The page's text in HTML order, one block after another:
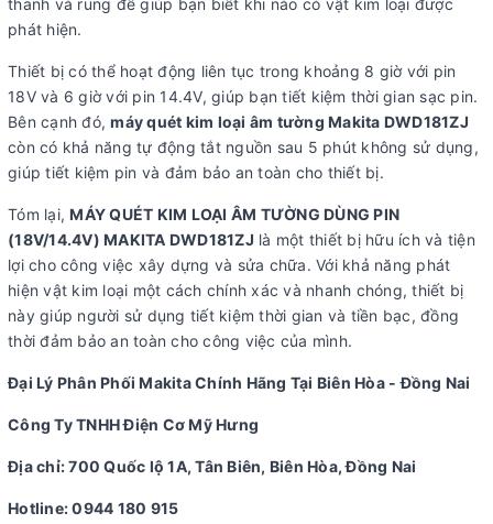
thanh và rung để giúp bạn biết khi nào có vật kim loại được
phát hiện.
Thiết bị có thể hoạt động liên tục trong khoảng 8 giờ với pin
18V và 6 giờ với pin 14.4V, giúp bạn tiết kiệm thời gian sạc pin.
Bên cạnh đó,máy quét kim loại âm tường Makita DWD181ZJ
còn có khả năng tự động tắt nguồn sau 5 phút không sử dụng,
giúp tiết kiệm pin và đảm bảo an toàn cho thiết bị.
Tóm lại,MÁY QUÉT KIM LOẠI ÂM TƯỜNG DÙNG PIN
(18V/14.4V) MAKITA DWD181ZJ là một thiết bị hữu ích và tiện
lợi cho công việc xây dựng và sửa chữa. Với khả năng phát
hiện vật kim loại một cách chính xác và nhanh chóng, thiết bị
này giúp người sử dụng tiết kiệm thời gian và tiền bạc, đồng
thời đảm bảo an toàn cho công việc của mình.
Đại Lý Phân Phối Makita Chính Hãng Tại Biên Hòa - Đồng Nai
Công Ty TNHH Điện Cơ Mỹ Hưng
Địa chỉ: 700 Quốc lộ 1A, Tân Biên, Biên Hòa, Đồng Nai
Hotline: 0944 180 915